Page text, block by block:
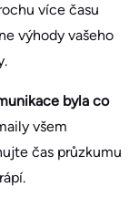
více času
výhody vašeho
byla co
všem
čas průzkumu